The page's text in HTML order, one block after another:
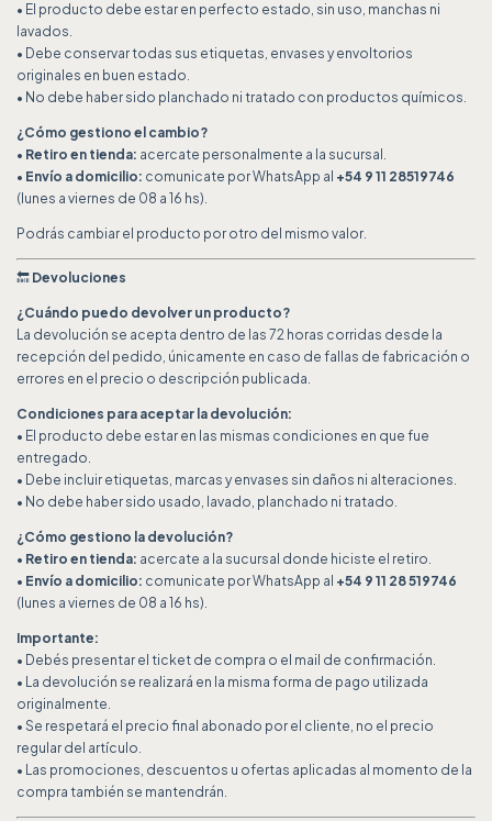
• El producto debe estar en perfecto estado, sin uso, manchas ni
lavados.
• Debe conservar todas sus etiquetas, envases y envoltorios
originales en buen estado.
• No debe haber sido planchado ni tratado con productos químicos.
¿Cómo gestiono el cambio?
• Retiro en tienda: acercate personalmente a la sucursal.
• Envío a domicilio: comunicate por WhatsApp al +54 9 11 28519746
(lunes a viernes de 08 a 16 hs).
Podrás cambiar el producto por otro del mismo valor.
🔙 Devoluciones
¿Cuándo puedo devolver un producto?
La devolución se acepta dentro de las 72 horas corridas desde la
recepción del pedido, únicamente en caso de fallas de fabricación o
errores en el precio o descripción publicada.
Condiciones para aceptar la devolución:
• El producto debe estar en las mismas condiciones en que fue
entregado.
• Debe incluir etiquetas, marcas y envases sin daños ni alteraciones.
• No debe haber sido usado, lavado, planchado ni tratado.
¿Cómo gestiono la devolución?
• Retiro en tienda: acercate a la sucursal donde hiciste el retiro.
• Envío a domicilio: comunicate por WhatsApp al +54 9 11 28 519746
(lunes a viernes de 08 a 16 hs).
Importante:
• Debés presentar el ticket de compra o el mail de confirmación.
• La devolución se realizará en la misma forma de pago utilizada
originalmente.
• Se respetará el precio final abonado por el cliente, no el precio
regular del artículo.
• Las promociones, descuentos u ofertas aplicadas al momento de la
compra también se mantendrán.